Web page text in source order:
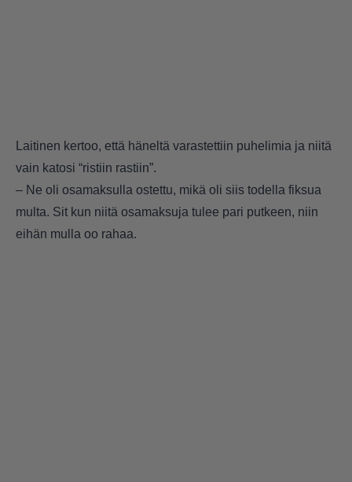
Laitinen kertoo, että häneltä varastettiin puhelimia ja niitä
vain katosi “ristiin rastiin”.
– Ne oli osamaksulla ostettu, mikä oli siis todella fiksua
multa. Sit kun niitä osamaksuja tulee pari putkeen, niin
eihän mulla oo rahaa.